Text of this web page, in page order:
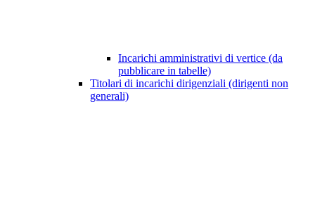
Incarichi amministrativi di vertice (da
pubblicare in tabelle)
Titolari di incarichi dirigenziali (dirigenti non
generali)